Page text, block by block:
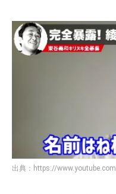
出典： https://www.youtube.com